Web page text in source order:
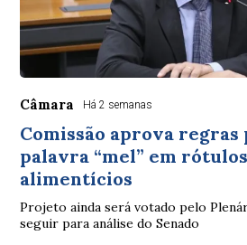
Câmara Há 2 semanas
Comissão aprova regras
palavra “mel” em
alimentícios
Projeto ainda será votado pelo
seguir para análise do Senado